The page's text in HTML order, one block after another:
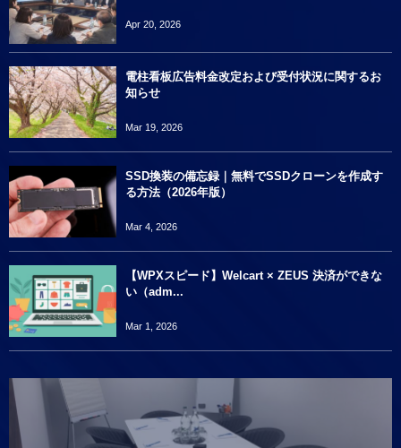
Apr 20, 2026
電柱看板広告料金改定および受付状況に関するお
知らせ
Mar 19, 2026
SSD換装の備忘録｜無料でSSDクローンを作成す
る方法（2026年版）
Mar 4, 2026
【WPXスピード】Welcart × ZEUS 決済ができな
い（adm...
Mar 1, 2026